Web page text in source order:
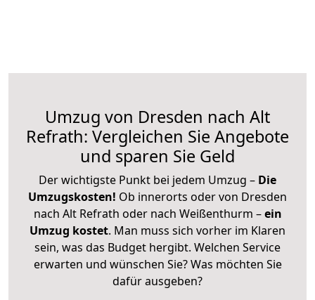
Umzug von Dresden nach Alt
Refrath: Vergleichen Sie Angebote
und sparen Sie Geld
Der wichtigste Punkt bei jedem Umzug – Die
Umzugskosten! Ob innerorts oder von Dresden
nach Alt Refrath oder nach Weißenthurm –ein
Umzug kostet. Man muss sich vorher im Klaren
sein, was das Budget hergibt. Welchen Service
erwarten und wünschen Sie? Was möchten Sie
dafür ausgeben?